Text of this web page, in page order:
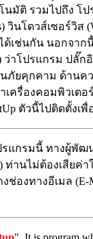
มัติ รวมไปถึง โ
วินโดวส์เซอร์วิส
ด้เช่นกัน นอกจา
ว่าโปรแกรม ปลั๊
นภัยคุกคาม ด้าน
ครื่องคอมพิวเตอ
ตัวนี้ไปติดตั้งเพื่
รแกรมนี้ ทางผู้พัฒ
ท่านไม่ต้องเสียค่
งทางอีเมล (E-